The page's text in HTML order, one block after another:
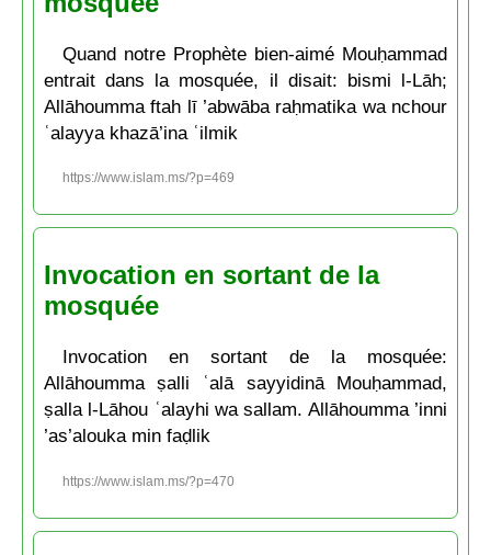
Quand notre Prophète bien-aimé Mouḥammad
entrait dans la mosquée, il disait: bismi l-Lāh;
Allāhoumma ftah lī ’abwāba raḥmatika wa nchour
ʿalayya khazā’ina ʿilmik
https://www.islam.ms/?p=469
Invocation en sortant de la
mosquée
Invocation en sortant de la mosquée:
Allāhoumma ṣalli ʿalā sayyidinā Mouḥammad,
ṣalla l-Lāhou ʿalayhi wa sallam. Allāhoumma ’inni
’as’alouka min faḍlik
https://www.islam.ms/?p=470